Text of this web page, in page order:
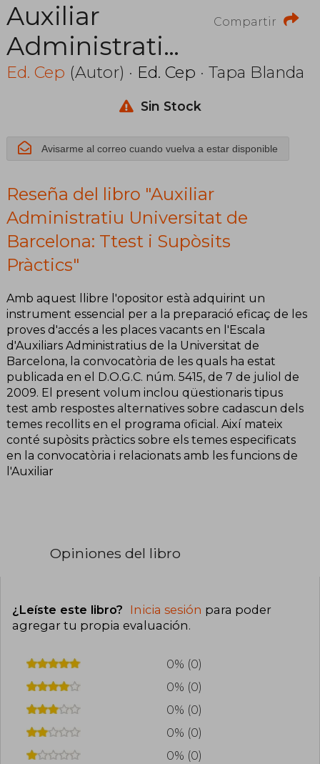
Compartir
Auxiliar
Administratiu
Universitat de
Barcelona:
Ttest i
Supòsits
Pràctics
Ed. Cep (Autor) · Ed. Cep · Tapa Blanda
Sin Stock
Avisarme al correo cuando vuelva a estar disponible
Reseña del libro "Auxiliar
Administratiu Universitat de
Barcelona: Ttest i Supòsits
Pràctics"
Amb aquest llibre l'opositor està adquirint un
instrument essencial per a la preparació eficaç de les
proves d'accés a les places vacants en l'Escala
d'Auxiliars Administratius de la Universitat de
Barcelona, la convocatòria de les quals ha estat
publicada en el D.O.G.C. núm. 5415, de 7 de juliol de
2009. El present volum inclou qüestionaris tipus
test amb respostes alternatives sobre cadascun dels
temes recollits en el programa oficial. Així mateix
conté supòsits pràctics sobre els temes especificats
en la convocatòria i relacionats amb les funcions de
l'Auxiliar
Opiniones del libro
¿Leíste este libro? Inicia sesión para poder
agregar tu propia evaluación.
0% (0)
0% (0)
0% (0)
0% (0)
0% (0)